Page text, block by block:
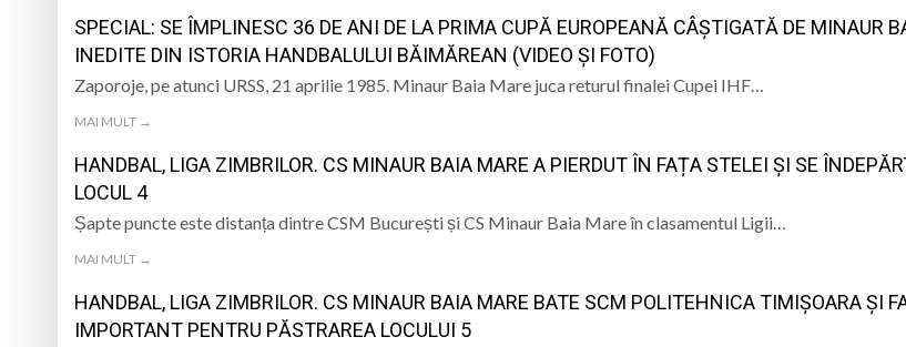
Un tânăr din Petrova s-a stins în Italia, după ce i s-a făcut rău în
5 august 1984: regalul olimpic oferit de Kati Szabo
SPECIAL: SE ÎMPLINESC 36 DE ANI DE LA PRIMA CUPĂ EUROPEANĂ CÂȘTIGATĂ DE MINAUR
INEDITE DIN ISTORIA HANDBALULUI BĂIMĂREAN (VIDEO ȘI FOTO)
Zaporoje, pe atunci URSS, 21 aprilie 1985. Minaur Baia Mare juca returul finalei Cupei IHF…
MAI MULT →
HANDBAL, LIGA ZIMBRILOR. CS MINAUR BAIA MARE A PIERDUT ÎN FAȚA STELEI ȘI SE
LOCUL 4
Șapte puncte este distanța dintre CSM București și CS Minaur Baia Mare în clasamentul Ligii…
MAI MULT →
HANDBAL, LIGA ZIMBRILOR. CS MINAUR BAIA MARE BATE SCM POLITEHNICA TIMIȘOARA ȘI
IMPORTANT PENTRU PĂSTRAREA LOCULUI 5